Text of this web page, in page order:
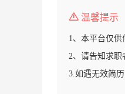
温馨提示
1、本平台仅供
2、请告知求职
3.如遇无效简